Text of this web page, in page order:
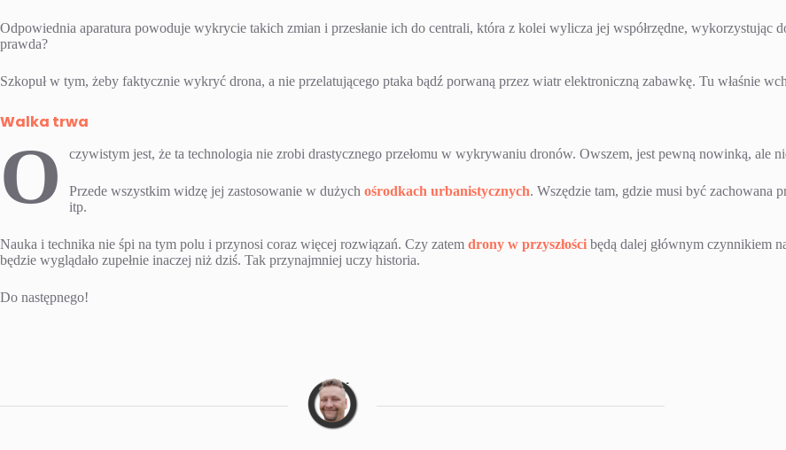
Odpowiednia aparatura powoduje wykrycie takich zmian i przesłanie ich do centrali, która z kolei wylicza jej współrzędne,
prawda?
Szkopuł w tym, żeby faktycznie wykryć drona, a nie przelatującego ptaka bądź porwaną przez wiatr elektroniczną zabawkę. Tu właśnie
Walka trwa
O czywistym jest, że ta technologia nie zrobi drastycznego przełomu w wykrywaniu dronów. Owszem, jest pewną nowinką, ale
Przede wszystkim widzę jej zastosowanie w dużych ośrodkach urbanistycznych. Wszędzie tam, gdzie musi być zachowana
itp.
Nauka i technika nie śpi na tym polu i przynosi coraz więcej rozwiązań. Czy zatem drony w przyszłości będą dalej głównym czynnikiem
będzie wyglądało zupełnie inaczej niż dziś. Tak przynajmniej uczy historia.
Do następnego!